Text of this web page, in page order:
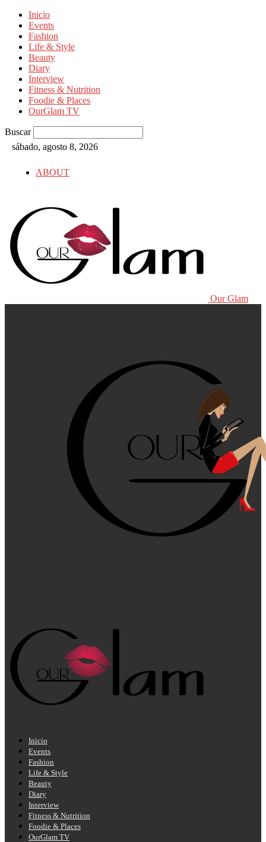
Inicio
Events
Fashion
Life & Style
Beauty
Diary
Interview
Fitness & Nutrition
Foodie & Places
OurGlam TV
Buscar
sábado, agosto 8, 2026
ABOUT
Our Glam
Inicio
Events
Fashion
Life & Style
Beauty
Diary
Interview
Fitness & Nutrition
Foodie & Places
OurGlam TV